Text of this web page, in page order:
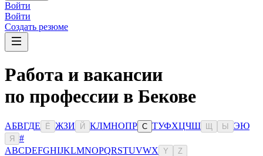
Войти
Войти
Создать резюме
Работа и вакансии
по профессии в Бекове
АБВГДЕ Ё ЖЗИ Й КЛМНОПР С ТУФХЦЧШ Ы ЭЮ
Я
#
ABCDEFGHIJKLMNOPQRSTUVWX Y Z